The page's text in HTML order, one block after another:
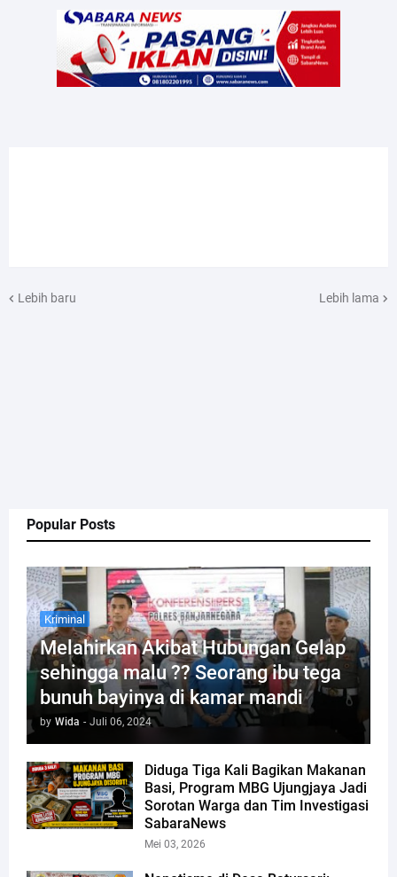
Popular Posts
Kriminal
Melahirkan Akibat Hubungan Gelap
sehingga malu ?? Seorang ibu tega
bunuh bayinya di kamar mandi
by Wida - Juli 06, 2024
Diduga Tiga Kali Bagikan Makanan
Basi, Program MBG Ujungjaya Jadi
Sorotan Warga dan Tim Investigasi
SabaraNews
Mei 03, 2026
Lebih baru Lebih lama